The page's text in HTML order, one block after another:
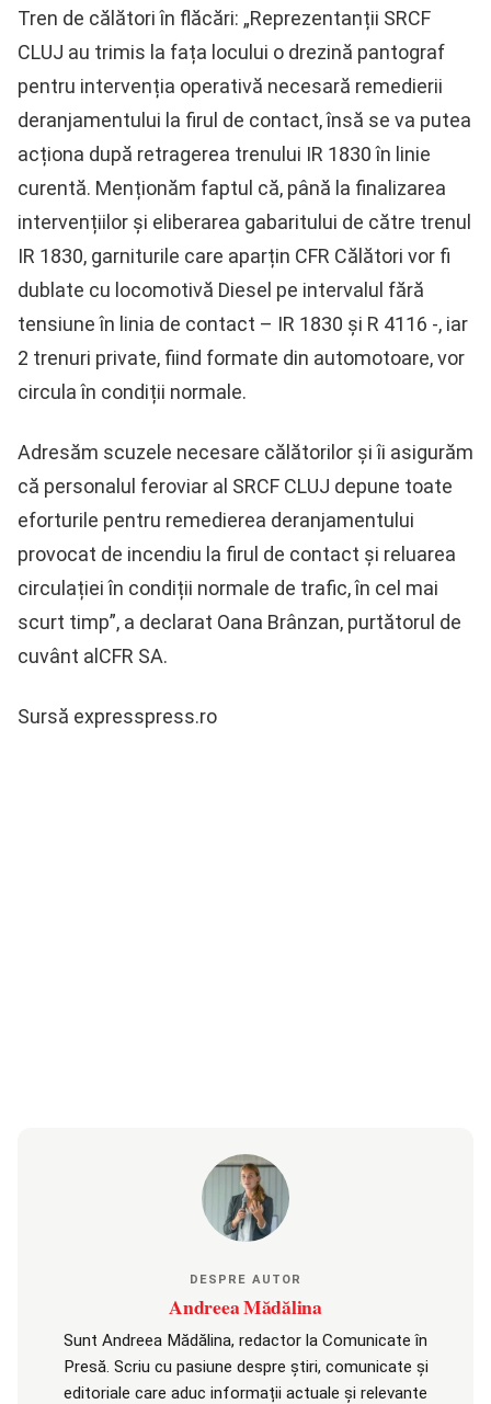
Tren de călători în flăcări: „Reprezentanții SRCF
CLUJ au trimis la fața locului o drezină pantograf
pentru intervenția operativă necesară remedierii
deranjamentului la firul de contact, însă se va putea
acționa după retragerea trenului IR 1830 în linie
curentă. Menționăm faptul că, până la finalizarea
intervențiilor și eliberarea gabaritului de către trenul
IR 1830, garniturile care aparțin CFR Călători vor fi
dublate cu locomotivă Diesel pe intervalul fără
tensiune în linia de contact – IR 1830 și R 4116 -, iar
2 trenuri private, fiind formate din automotoare, vor
circula în condiții normale.
Adresăm scuzele necesare călătorilor și îi asigurăm
că personalul feroviar al SRCF CLUJ depune toate
eforturile pentru remedierea deranjamentului
provocat de incendiu la firul de contact și reluarea
circulației în condiții normale de trafic, în cel mai
scurt timp”, a declarat Oana Brânzan, purtătorul de
cuvânt alCFR SA.
Sursă expresspress.ro
DESPRE AUTOR
Andreea Mădălina
Sunt Andreea Mădălina, redactor la Comunicate în
Presă. Scriu cu pasiune despre știri, comunicate și
editoriale care aduc informații actuale și relevante